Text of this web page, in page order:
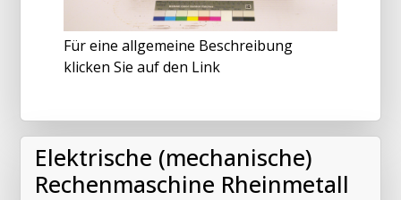
Für eine allgemeine Beschreibung
klicken Sie auf den Link
Elektrische (mechanische)
Rechenmaschine Rheinmetall